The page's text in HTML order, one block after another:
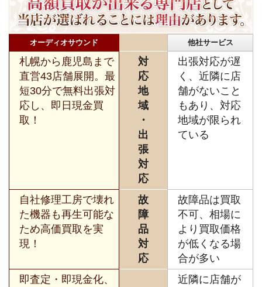
オーディオサウンド 他社サービス
札幌から鹿児島まで
直営43店舗展開。最
短30分で無料出張対
応し、即日現金買
取！
対
応
地
域
・
出
張
対
応
出張対応が遅
く、近隣に店
舗がないこと
もあり、対応
地域が限られ
ている
自社修理工房で壊れ
た機器も再生可能な
ため高価買取を実
現！
故
障
品
対
応
故障品は買取
不可、相場に
より買取価格
が低くなる場
合が多い
即査定・即現金化、
近隣に店舗が